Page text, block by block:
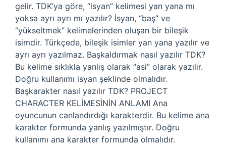
gelir. TDK’ya göre, “isyan” kelimesi yan yana mı
yoksa ayrı ayrı mı yazılır? İsyan, “baş” ve
“yükseltmek” kelimelerinden oluşan bir bileşik
isimdir. Türkçede, bileşik isimler yan yana yazılır ve
ayrı ayrı yazılmaz. Başkaldırmak nasıl yazılır TDK?
Bu kelime sıklıkla yanlış olarak “asi” olarak yazılır.
Doğru kullanımı isyan şeklinde olmalıdır.
Başkarakter nasıl yazılır TDK? PROJECT
CHARACTER KELİMESİNİN ANLAMI Ana
oyuncunun canlandırdığı karakterdir. Bu kelime ana
karakter formunda yanlış yazılmıştır. Doğru
kullanımı ana karakter formunda olmalıdır.